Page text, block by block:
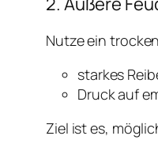
Nutze ein
starkes
Druck auf
Ziel ist es,